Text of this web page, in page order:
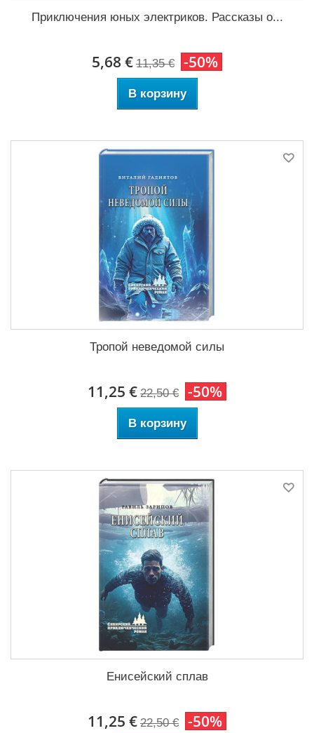
Приключения юных электриков. Рассказы о...
5,68 € 11,35 € -50%
В корзину
Тропой неведомой силы
11,25 € 22,50 € -50%
В корзину
Енисейский сплав
11,25 € 22,50 € -50%